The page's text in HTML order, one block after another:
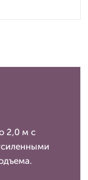
2,0 м с